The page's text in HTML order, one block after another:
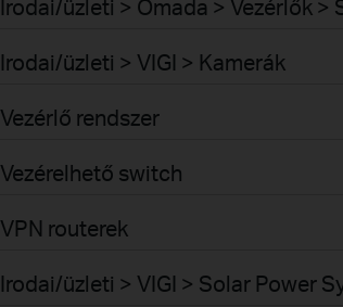
Irodai/üzleti > Omada > Vezérlők >
Irodai/üzleti > VIGI > Kamerák
Vezérlő rendszer
Vezérelhető switch
VPN routerek
Irodai/üzleti > VIGI > Solar Power